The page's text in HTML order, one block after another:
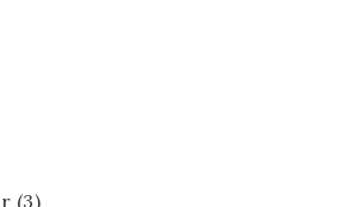
(3)